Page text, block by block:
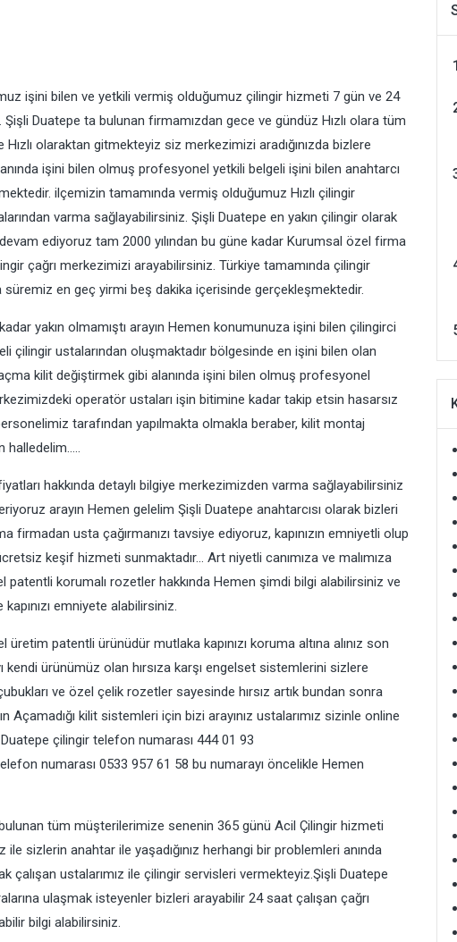
işini bilen ve yetkili vermiş olduğumuz çilingir hizmeti 7 gün ve 24
Duatepe ta bulunan firmamızdan gece ve gündüz Hızlı olara tüm
olaraktan gitmekteyiz siz merkezimizi aradığınızda bizlere
işini bilen olmuş profesyonel yetkili belgeli işini bilen anahtarcı
ilçemizin tamamında vermiş olduğumuz Hızlı çilingir
varma sağlayabilirsiniz. Şişli Duatepe en yakın çilingir olarak
ediyoruz tam 2000 yılından bu güne kadar Kurumsal özel firma
çağrı merkezimizi arayabilirsiniz. Türkiye tamamında çilingir
en geç yirmi beş dakika içerisinde gerçekleşmektedir.
yakın olmamıştı arayın Hemen konumunuza işini bilen çilingirci
çilingir ustalarından oluşmaktadır bölgesinde en işini bilen olan
kilit değiştirmek gibi alanında işini bilen olmuş profesyonel
operatör ustaları işin bitimine kadar takip etsin hasarsız
tarafından yapılmakta olmakla beraber, kilit montaj
halledelim…..
hakkında detaylı bilgiye merkezimizden varma sağlayabilirsiniz
arayın Hemen gelelim Şişli Duatepe anahtarcısı olarak bizleri
usta çağırmanızı tavsiye ediyoruz, kapınızın emniyetli olup
keşif hizmeti sunmaktadır… Art niyetli canımıza ve malımıza
patentli korumalı rozetler hakkında Hemen şimdi bilgi alabilirsiniz ve
emniyete alabilirsiniz.
patentli ürünüdür mutlaka kapınızı koruma altına alınız son
ürünümüz olan hırsıza karşı engelset sistemlerini sizlere
ve özel çelik rozetler sayesinde hırsız artık bundan sonra
Açamadığı kilit sistemleri için bizi arayınız ustalarımız sizinle online
çilingir telefon numarası 444 01 93
numarası 0533 957 61 58 bu numarayı öncelikle Hemen
tüm müşterilerimize senenin 365 günü Acil Çilingir hizmeti
sizlerin anahtar ile yaşadığınız herhangi bir problemleri anında
ustalarımız ile çilingir servisleri vermekteyiz.Şişli Duatepe
ulaşmak isteyenler bizleri arayabilir 24 saat çalışan çağrı
bilgi alabilirsiniz.